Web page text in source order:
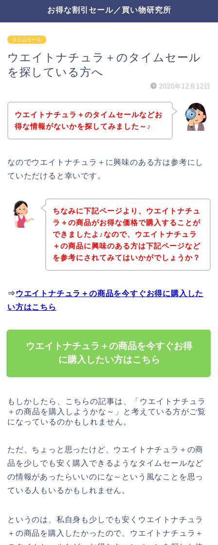
お得な割引セール／買い物研究所
タイムセール
ウエイトナチュラ＋のタイムセール
を探している方へ
2020年12月12日
ウエイトナチュラ＋のタイムセールなどお
得な情報がないかを探してみました～♪
なのでウエイトナチュラ＋に興味のある方は参考にし
ていただけると幸いです。
ちなみに下記ページより、ウエイトナチュ
ラ＋の商品がお得な価格で購入することが
できましたよ♪なので、ウエイトナチュラ
＋の商品に興味のある方は下記ページなど
を参考にされてみてはいかがでしょうか？
⇒ ウエイトナチュラ＋の商品を今すぐお得に購入した
い方はこちら
ウエイトナチュラ＋の商品を今すぐお得
に購入したい方はこちら
もしかしたら、こちらの記事は、「ウエイトナチュラ
＋の商品を購入しようかな～」と考えている方がご覧
になっているのかもしれません。
ただ、ちょっと思ったけど、ウエイトナチュラ＋の商
品を少しでも安く購入できるようなタイムセールなど
の情報があったらいいのにな～という風なことを思っ
ている人もいるかもしれません。
というのは、私自身も少しでも安くウエイトナチュラ
＋の商品を購入したかったので、ウエイトナチュラ＋